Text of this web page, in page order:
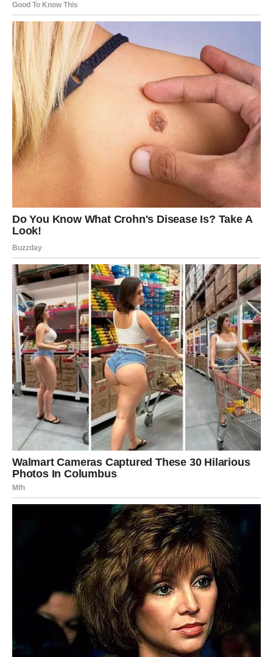
DA NE ZAGORE.
4. Posluživanje i serviranje – za svaki
ukus ponešto
Najlepši deo dolazi na kraju – uživanje u toplim i mirisnim
krafnama!
Preporučene kombinacije za serviranje:
Domaći džem (šipak, jagoda, kajsija)
Med ili javorov sirup
Prah šećer sa cimetom
slane dodatke: